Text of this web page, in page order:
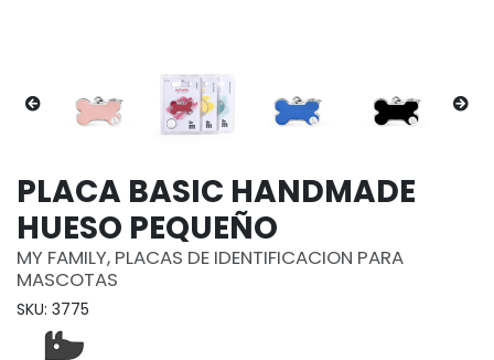
PLACA BASIC HANDMADE
HUESO PEQUEÑO
MY FAMILY, PLACAS DE IDENTIFICACION PARA
MASCOTAS
SKU: 3775